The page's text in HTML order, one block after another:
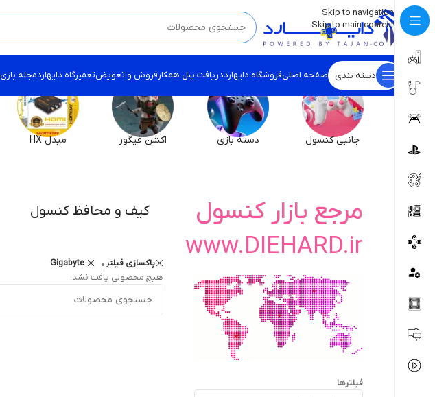
Skip to navigation
Skip to main content
💡برچسب و اسکین کنسول ها بروز شد . . . اینجا کیک کن !
دسته بندی صفحه اصلیفروشگاه دایهارددریافت پنل همکارفروش و تعویضتعمیرگاه دایهاردمجله بازی
جانبی کنسول دسته بازی اکشن فیگور مبدل HX
مرجع بازار کنسول
www.DIEHARD.ir
فیلترها
کیف و محافظ کنسول
پاکسازی فیلتر Gigabyte
هیچ محصولی یافت نشد.